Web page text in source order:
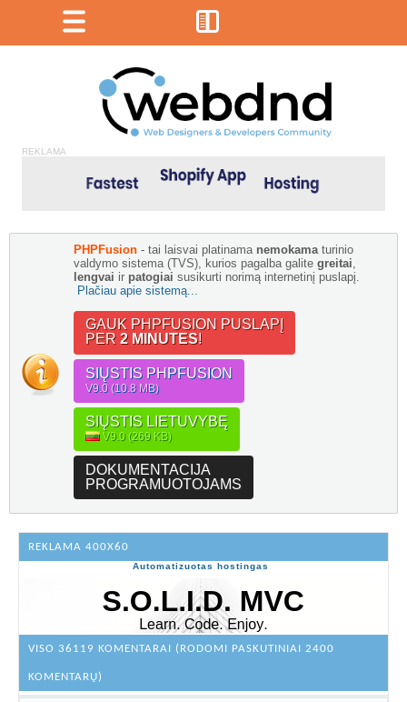
REKLAMA
PHPFusion - tai laisvai platinama nemokama turinio
valdymo sistema (TVS), kurios pagalba galite greitai
lengvai ir patogiai susikurti norimą internetinį puslapį.
Plačiau apie sistemą...
GAUK PHPFUSION PUSLAPĮ
PER 2 MINUTES!
SIŲSTIS PHPFUSION
V9.0 (10.8 MB)
SIŲSTIS LIETUVYBĘ
V9.0 (269 KB)
DOKUMENTACIJA
PROGRAMUOTOJAMS
REKLAMA 400X60
Automatizuotas hostingas
VISO 36119 KOMENTARAI (RODOMI PASKUTINIAI 2400
KOMENTARŲ)